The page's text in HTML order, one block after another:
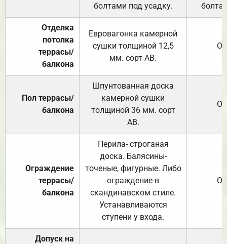
болтами под усадку.
Отделка
потолка
террасы/
балкона
Евровагонка камерной
сушки толщиной 12,5
мм. сорт АВ.
Пол террасы/
балкона
Шпунтованная доска
камерной сушки
толщиной 36 мм. сорт
АВ.
Ограждение
террасы/
балкона
Перила- строганая
доска. Балясины-
точеные, фигурные. Либо
ограждение в
скандинавском стиле.
Устанавливаются
ступени у входа.
Допуск на